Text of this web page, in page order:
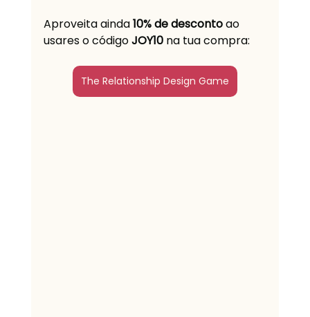
Aproveita ainda 10% de desconto ao
usares o código JOY10 na tua compra:
The Relationship Design Game